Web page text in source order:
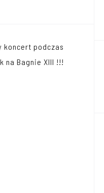
koncert podczas
na Bagnie XIII !!!